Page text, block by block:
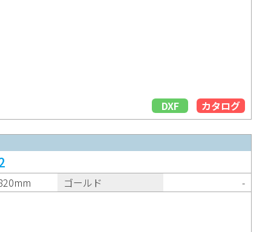
DXF カタログ
ゴールド -